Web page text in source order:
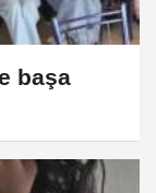
başa